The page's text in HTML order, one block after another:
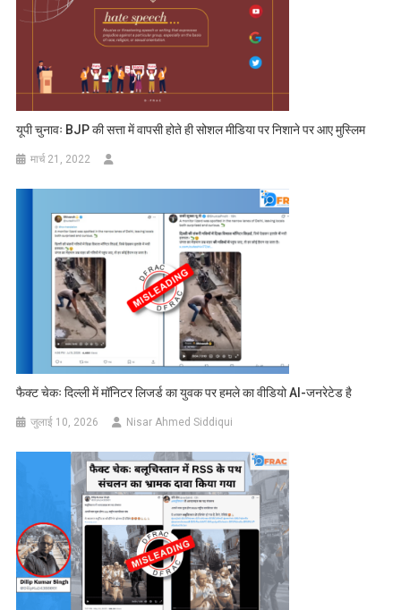
यूपी चुनावः BJP की सत्ता में वापसी होते ही सोशल मीडिया पर निशाने पर आए मुस्लिम
मार्च 21, 2022
फैक्ट चेकः दिल्ली में मॉनिटर लिजर्ड का युवक पर हमले का वीडियो AI-जनरेटेड है
जुलाई 10, 2026 Nisar Ahmed Siddiqui